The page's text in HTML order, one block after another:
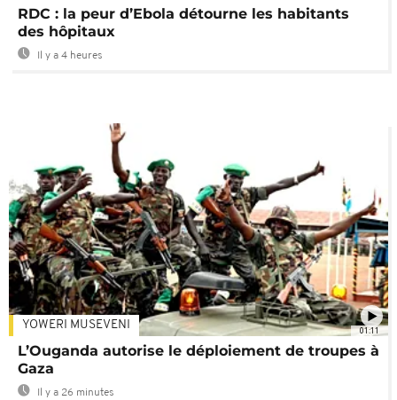
RDC : la peur d’Ebola détourne les habitants
des hôpitaux
Il y a 4 heures
01:11
YOWERI MUSEVENI
L’Ouganda autorise le déploiement de troupes à
Gaza
Il y a 26 minutes